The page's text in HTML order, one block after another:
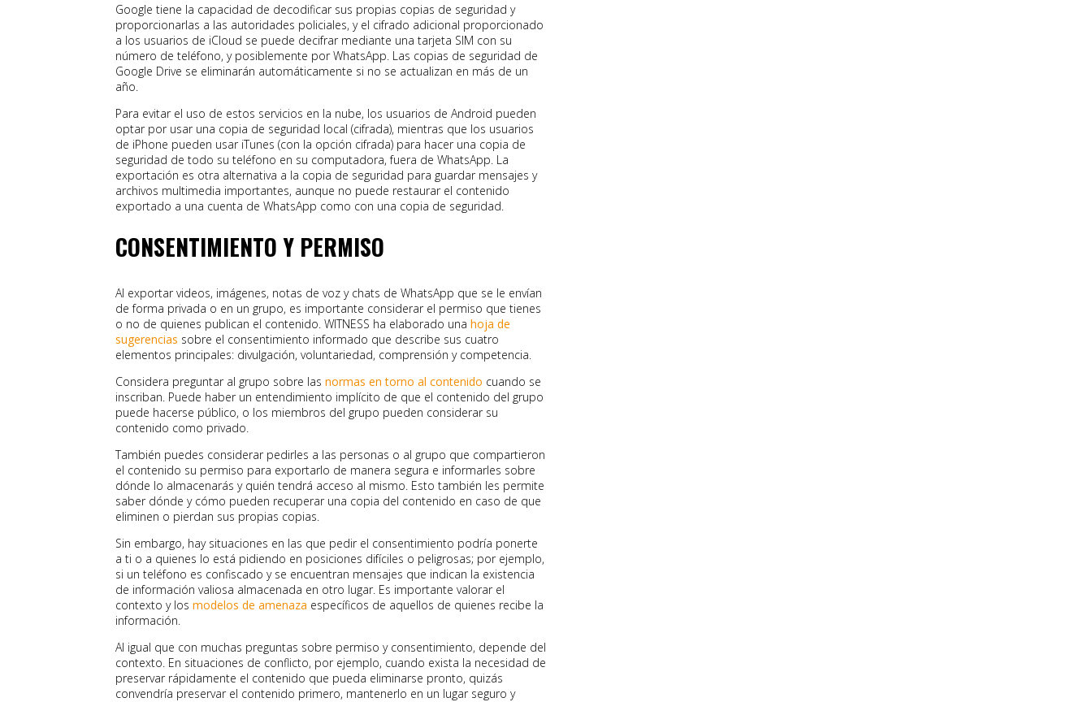
Google tiene la capacidad de decodificar sus propias copias de seguridad y
proporcionarlas a las autoridades policiales, y el cifrado adicional proporcionado
a los usuarios de iCloud se puede decifrar mediante una tarjeta SIM con su
número de teléfono, y posiblemente por WhatsApp. Las copias de seguridad de
Google Drive se eliminarán automáticamente si no se actualizan en más de un
año.
Para evitar el uso de estos servicios en la nube, los usuarios de Android pueden
optar por usar una copia de seguridad local (cifrada), mientras que los usuarios
de iPhone pueden usar iTunes (con la opción cifrada) para hacer una copia de
seguridad de todo su teléfono en su computadora, fuera de WhatsApp. La
exportación es otra alternativa a la copia de seguridad para guardar mensajes y
archivos multimedia importantes, aunque no puede restaurar el contenido
exportado a una cuenta de WhatsApp como con una copia de seguridad.
CONSENTIMIENTO Y PERMISO
Al exportar videos, imágenes, notas de voz y chats de WhatsApp que se le envían
de forma privada o en un grupo, es importante considerar el permiso que tienes
o no de quienes publican el contenido. WITNESS ha elaborado una hoja de
sugerencias sobre el consentimiento informado que describe sus cuatro
elementos principales: divulgación, voluntariedad, comprensión y competencia.
Considera preguntar al grupo sobre las normas en torno al contenido cuando se
inscriban. Puede haber un entendimiento implícito de que el contenido del grupo
puede hacerse público, o los miembros del grupo pueden considerar su
contenido como privado.
También puedes considerar pedirles a las personas o al grupo que compartieron
el contenido su permiso para exportarlo de manera segura e informarles sobre
dónde lo almacenarás y quién tendrá acceso al mismo. Esto también les permite
saber dónde y cómo pueden recuperar una copia del contenido en caso de que
eliminen o pierdan sus propias copias.
Sin embargo, hay situaciones en las que pedir el consentimiento podría ponerte
a ti o a quienes lo está pidiendo en posiciones difíciles o peligrosas; por ejemplo,
si un teléfono es confiscado y se encuentran mensajes que indican la existencia
de información valiosa almacenada en otro lugar. Es importante valorar el
contexto y los modelos de amenaza específicos de aquellos de quienes recibe la
información.
Al igual que con muchas preguntas sobre permiso y consentimiento, depende del
contexto. En situaciones de conflicto, por ejemplo, cuando exista la necesidad de
preservar rápidamente el contenido que pueda eliminarse pronto, quizás
convendría preservar el contenido primero, mantenerlo en un lugar seguro y